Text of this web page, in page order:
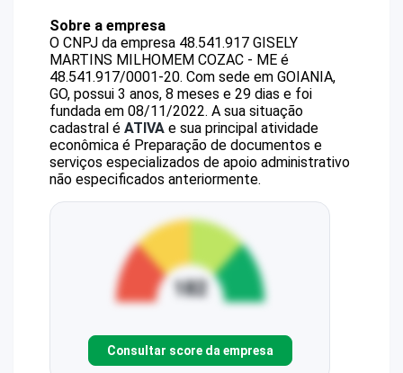
Sobre a empresa
O CNPJ da empresa 48.541.917 GISELY
MARTINS MILHOMEM COZAC - ME é
48.541.917/0001-20. Com sede em GOIANIA,
GO, possui 3 anos, 8 meses e 29 dias e foi
fundada em 08/11/2022. A sua situação
cadastral é ATIVA e sua principal atividade
econômica é Preparação de documentos e
serviços especializados de apoio administrativo
não especificados anteriormente.
Consultar score da empresa